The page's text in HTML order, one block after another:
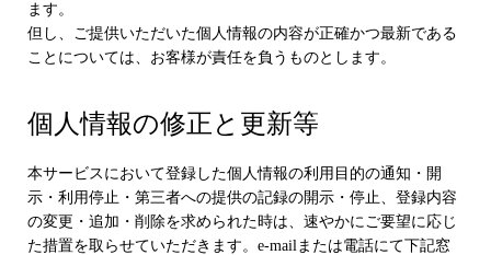
ます。
但し、ご提供いただいた個人情報の内容が正確かつ最新である
ことについては、お客様が責任を負うものとします。
個人情報の修正と更新等
本サービスにおいて登録した個人情報の利用目的の通知・開
示・利用停止・第三者への提供の記録の開示・停止、登録内容
の変更・追加・削除を求められた時は、速やかにご要望に応じ
た措置を取らせていただきます。e-mailまたは電話にて下記窓